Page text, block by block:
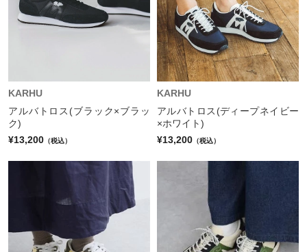
KARHU
アルバトロス(ブラック×ブラッ
ク)
¥13,200 （税込）
KARHU
アルバトロス(ディープネイビー
×ホワイト)
¥13,200 （税込）